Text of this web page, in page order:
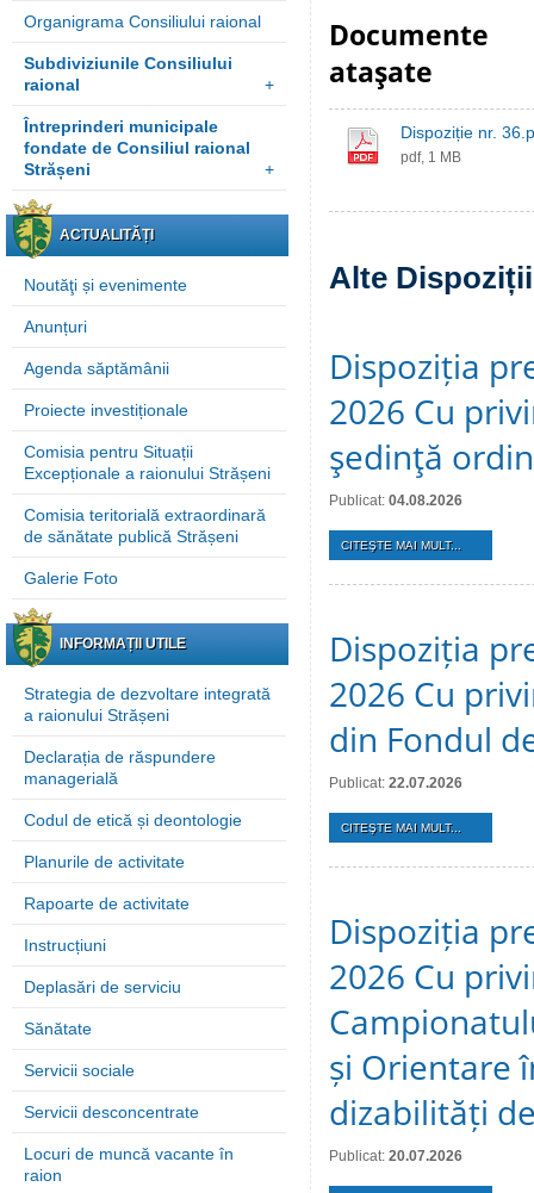
Organigrama Consiliului raional
Subdiviziunile Consiliului
raional
+
Întreprinderi municipale
fondate de Consiliul raional
Strășeni
+
ACTUALITĂȚI
Noutăţi și evenimente
Anunțuri
Agenda săptămânii
Proiecte investiționale
Comisia pentru Situații
Excepționale a raionului Strășeni
Comisia teritorială extraordinară
de sănătate publică Strășeni
Galerie Foto
INFORMAȚII UTILE
Strategia de dezvoltare integrată
a raionului Strășeni
Declarația de răspundere
managerială
Codul de etică și deontologie
Planurile de activitate
Rapoarte de activitate
Instrucțiuni
Deplasări de serviciu
Sănătate
Servicii sociale
Servicii desconcentrate
Locuri de muncă vacante în
raion
Documente
ataşate
Dispoziție nr.
pdf, 1 MB
Alte
Dispoziția
2026 Cu
şedinţă
Publicat: 04.08.2026
CITEŞTE MAI MULT...
Dispoziția
2026 Cu
din Fondul
Publicat: 22.07.2026
CITEŞTE MAI MULT...
Dispoziția
2026 Cu
și Orientare
dizabilități
Publicat: 20.07.2026